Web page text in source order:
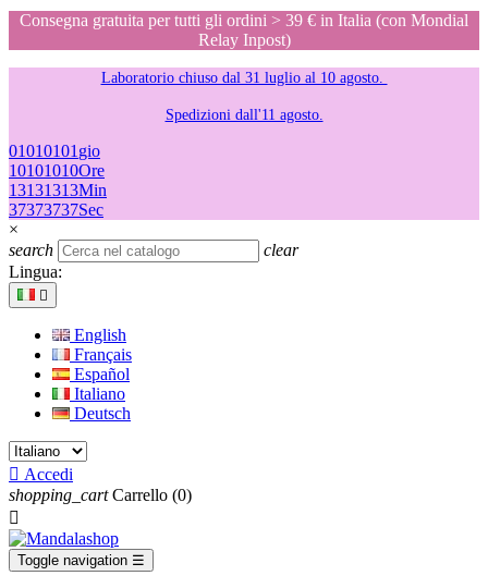
Consegna gratuita per tutti gli ordini > 39 € in Italia (con Mondial
Relay Inpost)
Laboratorio chiuso dal 31 luglio al 10 agosto.
Spedizioni dall'11 agosto.
01010101 gio
10101010Ore
13131313Min
37373737Sec
×
search
clear
Lingua:

English
Français
Español
Italiano
Deutsch
 Accedi
shopping_cart Carrello (0)

Toggle navigation ☰